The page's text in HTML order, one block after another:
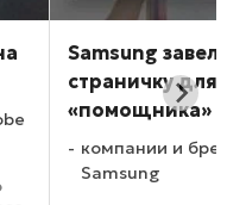
Samsung завела
страничку для
«помощника»
компании и
Samsung